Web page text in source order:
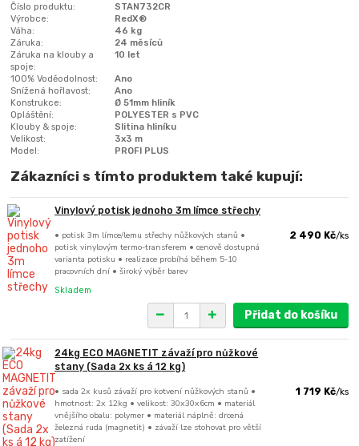
Číslo produktu:
STAN732CR
Výrobce:
RedX®
Váha:
46 kg
Záruka:
24 měsíců
Záruka na klouby a
spoje:
10 let
100% Voděodolnost:
Ano
Snížená hořlavost:
Ano
Konstrukce:
Ø 51mm hliník
Opláštění:
POLYESTER s PVC
Klouby & spoje:
Slitina hliníku
Velikost:
3x3 m
Model:
PROFI PLUS
Zákazníci s tímto produktem také kupují:
Vinylový potisk jednoho 3m límce střechy
• potisk 3m límce/lemu střechy nůžkových stanů •
potisk vinylovým termo-transferem • cenově dostupná
varianta potisku • realizace probíhá během 5-10
pracovních dní • široký výběr barev
2 490 Kč/ks
Skladem
Přidat do košíku
24kg ECO MAGNETIT závaží pro nůžkové
stany (Sada 2x ks á 12 kg)
• sada 2x kusů závaží pro kotvení nůžkových stanů •
hmotnost: 2x 12kg • velikost: 30x30x6cm • materiál
vnějšího obalu: polymer • materiál náplně: drcená
železná ruda (magnetit) • závaží lze stohovat pro větší
zatížení
1 719 Kč/ks